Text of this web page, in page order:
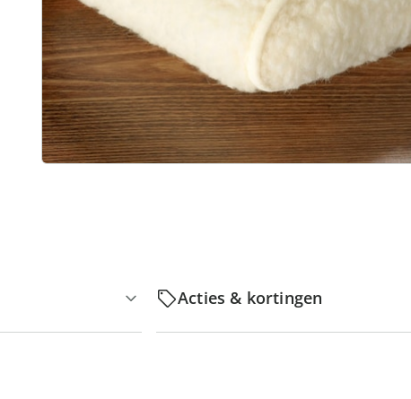
Gratis kopen op rekening
Gratis retour
Geen minimaal bestelbedrag
Acties & kortingen